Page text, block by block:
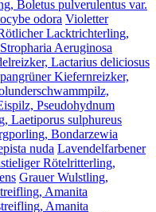
Boletus pulverulentus var.
odora Violetter
Lacktrichterling,
Aeruginosa
Lactarius deliciosus
Kiefernreizker,
Pseudohydnum
Laetiporus sulphureus
Bondarzewia
nuda Lavendelfarbener
Rötelritterling,
Grauer Wulstling,
Amanita
Amanita